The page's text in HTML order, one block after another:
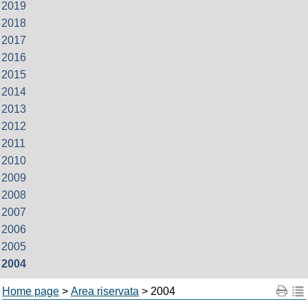
2019
2018
2017
2016
2015
2014
2013
2012
2011
2010
2009
2008
2007
2006
2005
2004
Home page > Area riservata > 2004